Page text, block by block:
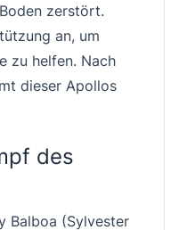
zerstört.
an, um
zu helfen. Nach
dieser Apollos
des
Balboa (Sylvester